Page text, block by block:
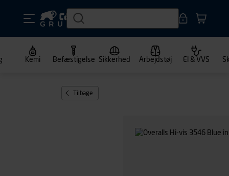
Kemi Befæstigelse Sikkerhed Arbejdstøj El & VVS
Tilbage